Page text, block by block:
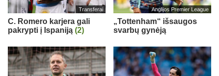
Transferai
C. Romero karjera gali
pakrypti į Ispaniją (2)
Anglijos Premier League
„Tottenham“ išsaugos
svarbų gynėją